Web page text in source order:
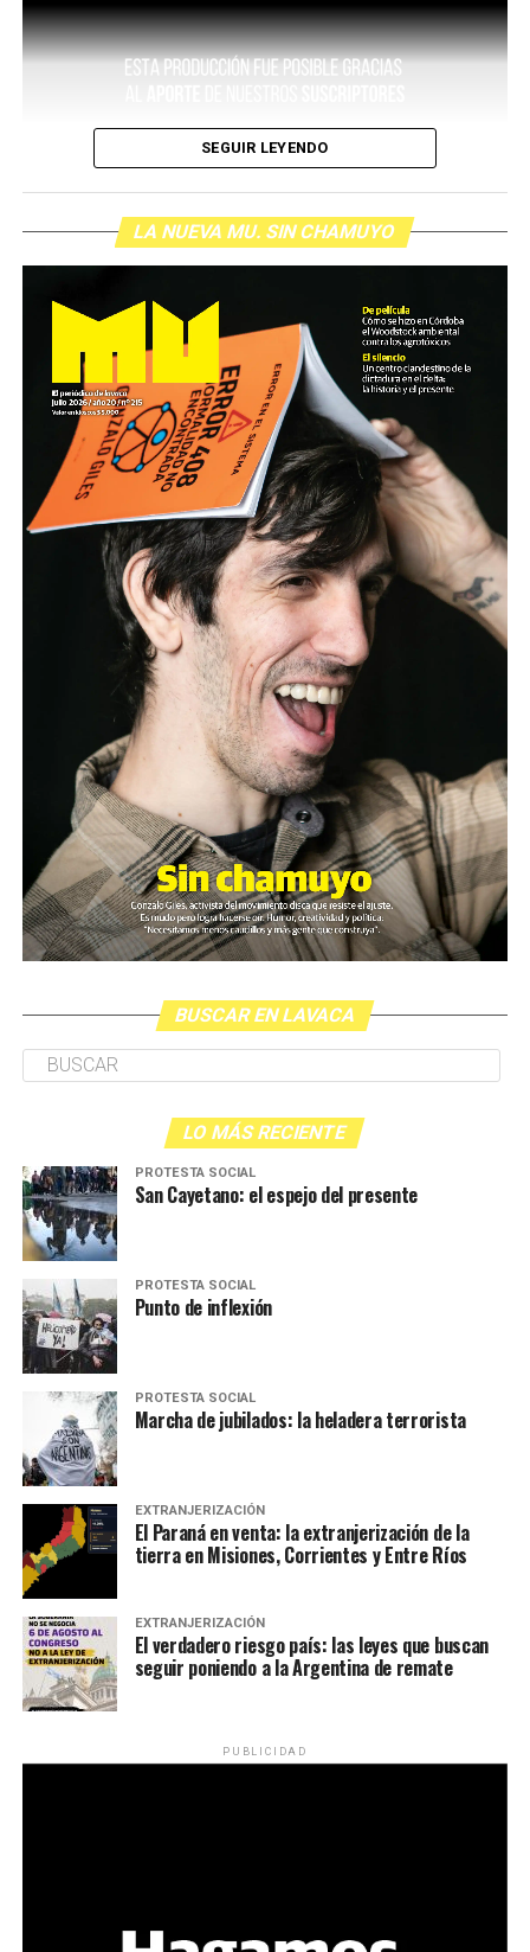
SEGUIR LEYENDO
LA NUEVA MU. SIN CHAMUYO
BUSCAR EN LAVACA
LO MÁS RECIENTE
PROTESTA SOCIAL
San Cayetano: el espejo del presente
PROTESTA SOCIAL
Punto de inflexión
PROTESTA SOCIAL
Marcha de jubilados: la heladera terrorista
EXTRANJERIZACIÓN
El Paraná en venta: la extranjerización de la
tierra en Misiones, Corrientes y Entre Ríos
EXTRANJERIZACIÓN
El verdadero riesgo país: las leyes que buscan
seguir poniendo a la Argentina de remate
PUBLICIDAD